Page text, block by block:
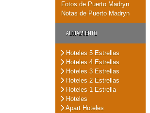
Fotos de Puerto Madryn
Notas de Puerto Madryn
ALOJAMIENTO
Hoteles 5 Estrellas
Hoteles 4 Estrellas
Hoteles 3 Estrellas
Hoteles 2 Estrellas
Hoteles 1 Estrella
Hoteles
Apart Hoteles